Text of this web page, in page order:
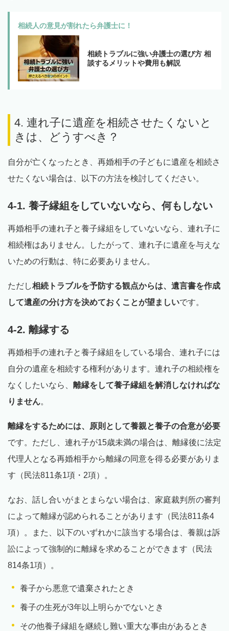
相続人の意見が割れたら弁護士に！
相続トラブルに強い弁護士の選び方 相
談するメリットや費用も解説
4. 連れ子に遺産を相続させたくないと
きは、どうすべき？
自分が亡くなったとき、再婚相手の子どもに遺産を相続さ
せたくない場合は、以下の方法を検討してください。
4-1. 養子縁組をしていないなら、何もしない
再婚相手の連れ子と養子縁組をしていないなら、連れ子に
相続権はありません。したがって、連れ子に遺産を与えな
いための行動は、特に必要ありません。
ただし相続トラブルを予防する観点からは、遺言書を作成
して遺産の分け方を決めておくことが望ましいです。
4-2. 離縁する
再婚相手の連れ子と養子縁組をしている場合、連れ子には
自分の遺産を相続する権利があります。連れ子の相続権を
なくしたいなら、 離縁をして養子縁組を解消しなければな
りません。
離縁をするためには、原則として養親と養子の合意が必要
です。ただし、連れ子が15歳未満の場合は、離縁後に法定
代理人となる再婚相手から離縁の同意を得る必要がありま
す（民法811条1項・2項）。
なお、話し合いがまとまらない場合は、家庭裁判所の審判
によって離縁が認められることがあります（民法811条4
項）。また、以下のいずれかに該当する場合は、養親は訴
訟によって強制的に離縁を求めることができます（民法
814条1項）。
養子から悪意で遺棄されたとき
養子の生死が3年以上明らかでないとき
その他養子縁組を継続し難い重大な事由があるとき